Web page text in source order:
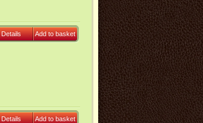
Details Add to basket
Details Add to basket